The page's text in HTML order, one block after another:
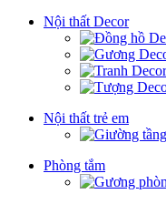
Nội thất Decor
Nội thất trẻ em
Phòng tắm